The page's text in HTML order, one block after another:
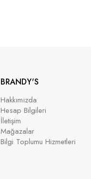
BRANDY'S
Hakkımızda
Hesap Bilgileri
İletişim
Mağazalar
Bilgi Toplumu Hizmetleri